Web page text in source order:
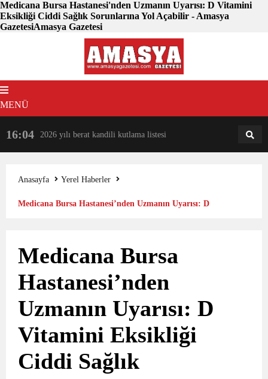
Medicana Bursa Hastanesi'nden Uzmanın Uyarısı: D Vitamini
Eksikliği Ciddi Sağlık Sorunlarına Yol Açabilir - Amasya
GazetesiAmasya Gazetesi
MENÜ
16:04 2026 yılı berat kandili kutlama listesi 18:31
Anasayfa
Yerel Haberler
Medicana Bursa Hastanesi’nden Uzmanın Uyarısı: D
Medicana Bursa
Hastanesi’nden
Uzmanın Uyarısı: D
Vitamini Eksikliği
Ciddi Sağlık